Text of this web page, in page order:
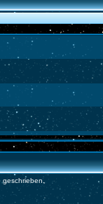
geschrieben.